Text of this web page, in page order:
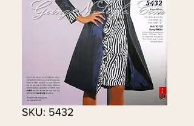
SKU: 5432